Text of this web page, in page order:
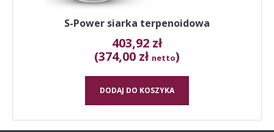
S-Power siarka terpenoidowa
403,92 zł
(374,00 zł netto)
DODAJ DO KOSZYKA